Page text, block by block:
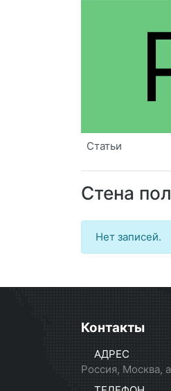
Статьи
Стена
Нет записей.
Контакты
АДРЕС
Россия, Москва,